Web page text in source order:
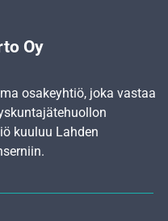
Oy
osakeyhtiö, joka vastaa
kuuluu Lahden